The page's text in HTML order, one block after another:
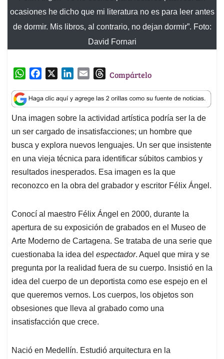
ocasiones he dicho que mi literatura no es para leer antes
de dormir. Mis libros, al contrario, no dejan dormir”. Foto:
David Fornari
W
a
t
s
A
p
p
c
e
b
o
o
k
n
k
e
d
I
n
a
i
l
T
r
e
a
d
s
Compártelo
Una imagen sobre la actividad artística podría ser la de
un ser cargado de insatisfacciones; un hombre que
busca y explora nuevos lenguajes. Un ser que insistente
en una vieja técnica para identificar súbitos cambios y
resultados inesperados. Esa imagen es la que
reconozco en la obra del grabador y escritor Félix Ángel.
Conocí al maestro Félix Ángel en 2000, durante la
apertura de su exposición de grabados en el Museo de
Arte Moderno de Cartagena. Se trataba de una serie que
cuestionaba la idea del espectador. Aquel que mira y se
pregunta por la realidad fuera de su cuerpo. Insistió en la
idea del cuerpo de un deportista como ese espejo en el
que queremos vernos. Los cuerpos, los objetos son
obsesiones que lleva al grabado como una
insatisfacción que crece.
Nació en Medellín. Estudió arquitectura en la